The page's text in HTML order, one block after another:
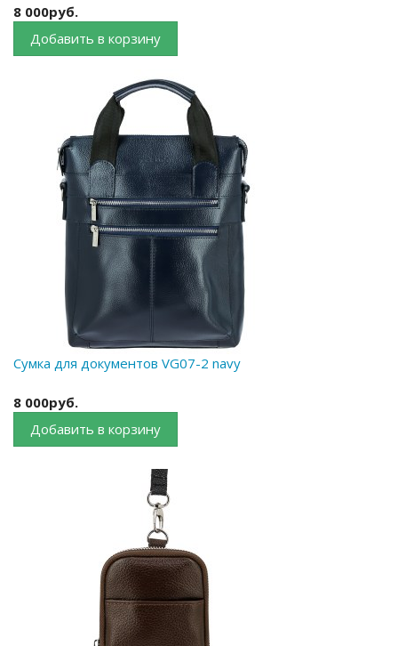
8 000руб.
Добавить в корзину
Сумка для документов VG07-2 navy
8 000руб.
Добавить в корзину